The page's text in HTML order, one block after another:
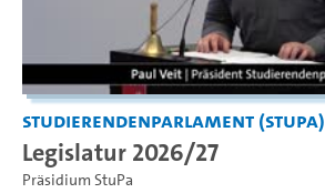
Studierendenparlament (StuPa)
Legislatur 2026/27
Präsidium StuPa